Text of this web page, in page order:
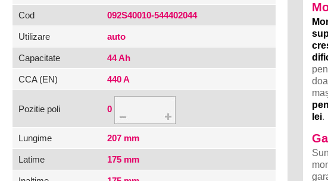
Cod 092S40010-544402044
Utilizare auto
Capacitate 44 Ah
CCA (EN) 440 A
Pozitie poli 0
Lungime 207 mm
Latime 175 mm
lei.